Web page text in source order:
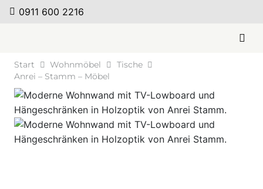
0911 600 2216
Start Wohnmöbel
Tische
Anrei – Stamm – Möbel